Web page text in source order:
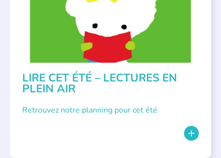
LIRE CET ÉTÉ – LECTURES EN
PLEIN AIR
Retrouvez notre planning pour cet été